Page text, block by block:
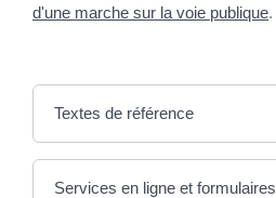
d'une marche sur la voie publique.
Textes de référence
Services en ligne et formulaires